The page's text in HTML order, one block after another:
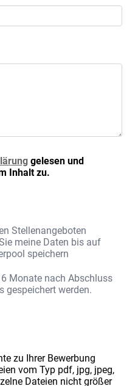
gelesen und
Inhalt zu.
Stellenangeboten
meine Daten bis auf
speichern
Monate nach Abschluss
gespeichert werden.
zu Ihrer Bewerbung
vom Typ pdf, jpg, jpeg,
Dateien nicht größer